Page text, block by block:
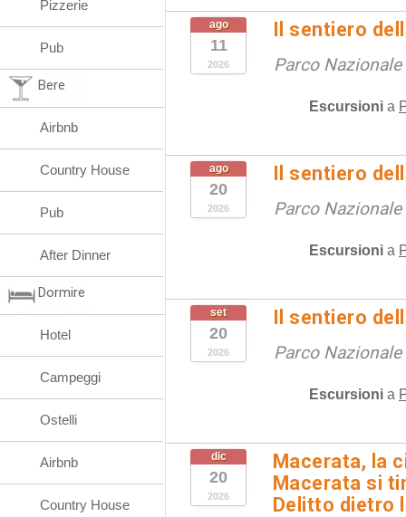
ago
11
2026
Il sentiero
Parco
Escursioni a
ago
20
2026
Il sentiero
Parco
Escursioni a
set
20
2026
Il sentiero
Parco
Escursioni a
dic
20
2026
Macerata, la
Macerata si
Delitto dietro
Pizzerie
Pub
Bere
Airbnb
Country House
Pub
After Dinner
Dormire
Hotel
Campeggi
Ostelli
Airbnb
Country House